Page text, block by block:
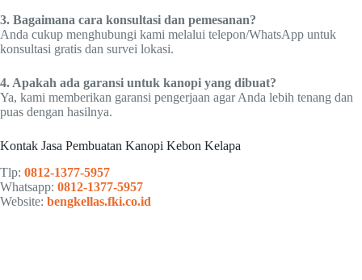
3. Bagaimana cara konsultasi dan pemesanan?
Anda cukup menghubungi kami melalui telepon/WhatsApp untuk
konsultasi gratis dan survei lokasi.
4. Apakah ada garansi untuk kanopi yang dibuat?
Ya, kami memberikan garansi pengerjaan agar Anda lebih tenang dan
puas dengan hasilnya.
Kontak Jasa Pembuatan Kanopi Kebon Kelapa
Tlp: 0812-1377-5957
Whatsapp: 0812-1377-5957
Website: bengkellas.fki.co.id